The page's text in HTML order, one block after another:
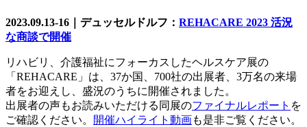
2023.09.13-16 ｜デュッセルドルフ： REHACARE 2023 活況
な商談で開催
リハビリ、介護福祉にフォーカスしたヘルスケア展の
「REHACARE」は、37か国、700社の出展者、3万名の来場
者をお迎えし、盛況のうちに開催されました。
出展者の声もお読みいただける同展のファイナルレポート を
ご確認ください。
開催ハイライト動画も是非ご覧ください。